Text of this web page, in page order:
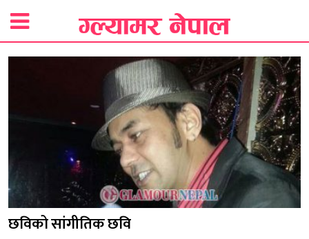
छविको सांगीतिक छवि